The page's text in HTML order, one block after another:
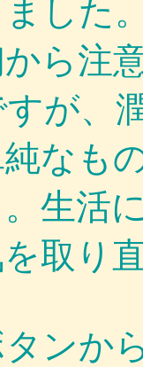
した
ら注
が、
なも
生活
取り
ンか